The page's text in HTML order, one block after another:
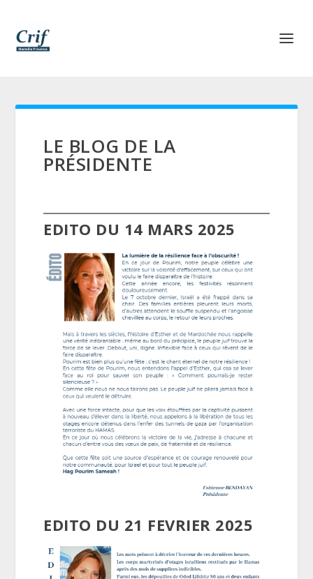
LE BLOG DE LA
PRÉSIDENTE
EDITO DU 14 MARS 2025
EDITO DU 21 FEVRIER 2025